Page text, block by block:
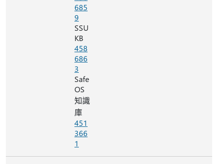
685
9
SSU
KB
458
686
3
Safe
OS
知識
庫
451
366
1